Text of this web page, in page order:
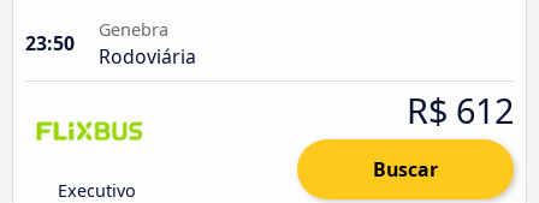
23:50
Genebra
Rodoviária
Executivo
R$ 612
Buscar